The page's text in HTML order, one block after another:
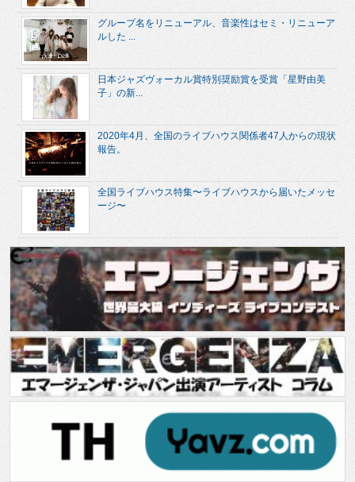
グループ名をリニューアル、音楽性はセミ・リニューア
ルした ...
日本ジャズヴォーカル賞特別奨励賞を受賞「星野由美
子」の新...
2020年4月、全国のライブハウス関係者47人からの現状
報告。
全国ライブハウス特集〜ライブハウスから届いたメッセ
ージ〜